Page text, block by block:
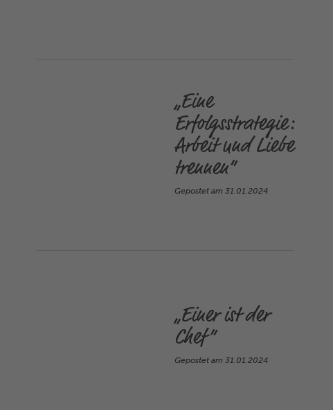
„Eine
Erfolgsstrategie:
Arbeit und Liebe
trennen“
Gepostet am 31.01.2024
„Einer ist der
Chef“
Gepostet am 31.01.2024